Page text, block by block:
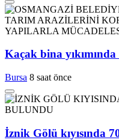
Kaçak bina
Bursa 8 saat önce
İznik Gölü kıyısında